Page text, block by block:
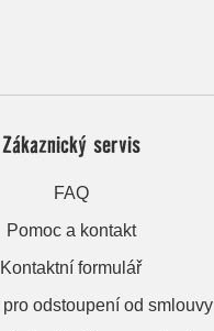
Zákaznický servis
FAQ
Pomoc a kontakt
Kontaktní formulář
pro odstoupení od smlouvy